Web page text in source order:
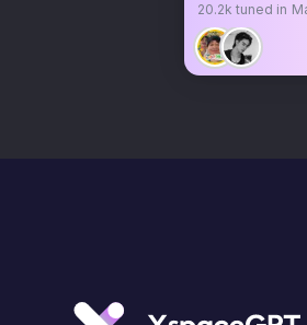
8
20.2k tuned in